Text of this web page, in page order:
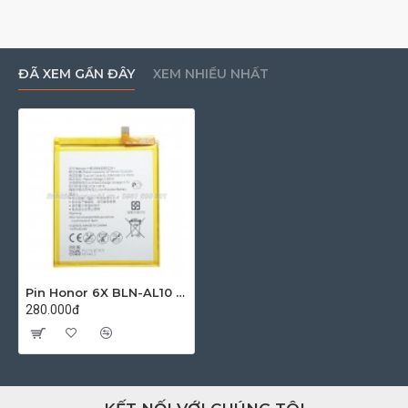
Quận Tân Phú TP HCM
NGUYÊN NHÂN THAY PIN
AL10:
- Cáp sạc kém chất lượng: một trong những
nguyên nhân gây cháy nổ liên quan đến cáp sạc
kém chất lượng. Bởi nó sẽ khiến cho nguồn điện
vào máy không ổn, ảnh hưởng trực tiếp đến tuổi
thọ pin.
- Vừa sạc vừa sử dụng: khi sạc pin nhiệt lượng
nhiệt lượng cho máy. Như vậy sẽ khiến pin dễ
ĐÃ XEM GẦN ĐÂY XEM NHIỀU NHẤT
Pin Honor 6X BLN-AL10 (HB386483ECW) 3340mAh Zin Máy
280.000đ